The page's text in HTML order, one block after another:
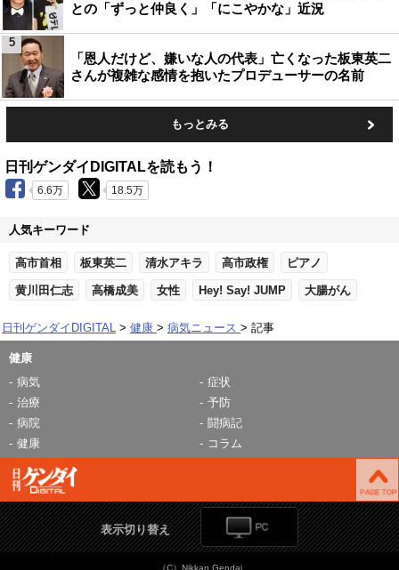
との「ずっと仲良く」「にこやかな」近況
「恩人だけど、嫌いな人の代表」亡くなった板東英二
さんが複雑な感情を抱いたプロデューサーの名前
5
もっとみる
日刊ゲンダイDIGITALを読もう！
6.6万 18.5万
人気キーワード
高市首相 板東英二 清水アキラ 高市政権 ピアノ
黄川田仁志 高橋成美 女性 Hey! Say! JUMP 大腸がん
日刊ゲンダイDIGITAL 健康 病気ニュース 記事
健康
病気
症状
治療
予防
病院
闘病記
健康
コラム
表示切り替え
（C）Nikkan Gendai